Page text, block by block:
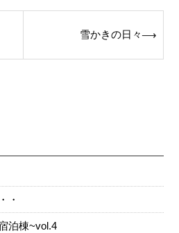
雪かきの日々⟶
・
泊棟~vol.4